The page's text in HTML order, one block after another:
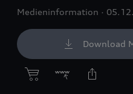
Medieninformation
Download